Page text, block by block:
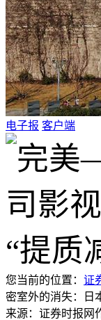
电子报 客户端
您当前的位置： 证
密室外的消失：日
来源：证券时报网